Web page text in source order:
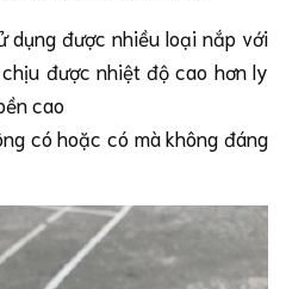
dụng được nhiều loại nắp với
được nhiệt độ cao hơn ly
cao
có hoặc có mà không đáng